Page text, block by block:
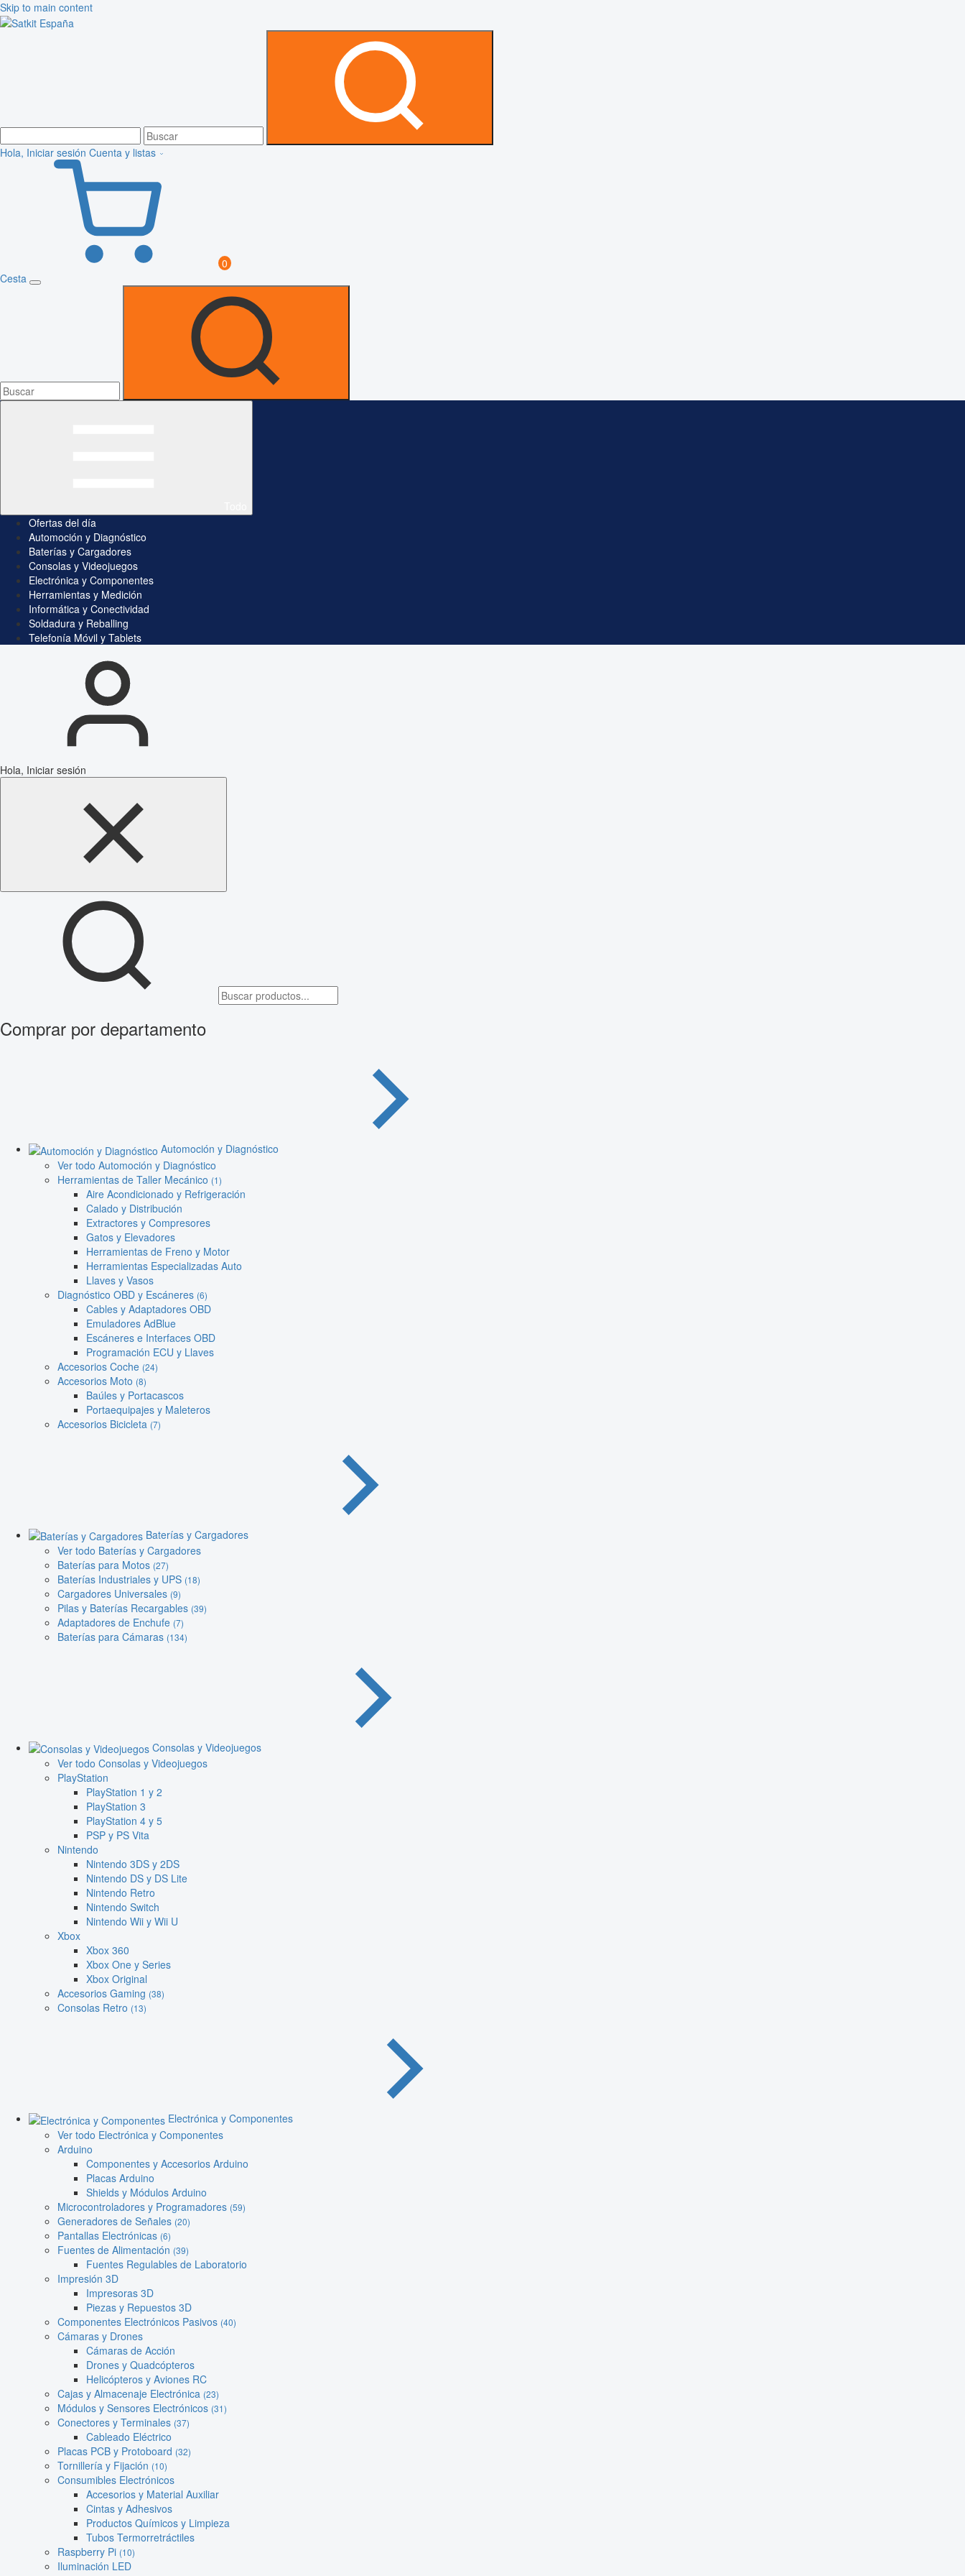
Skip to main content
Hola, Iniciar sesión Cuenta y listas
0
Cesta
Ofertas del día
Automoción y Diagnóstico
Baterías y Cargadores
Consolas y Videojuegos
Electrónica y Componentes
Herramientas y Medición
Informática y Conectividad
Soldadura y Reballing
Telefonía Móvil y Tablets
Hola, Iniciar sesión
Comprar por departamento
Automoción y Diagnóstico
Ver todo Automoción y Diagnóstico
Herramientas de Taller Mecánico (1)
Aire Acondicionado y Refrigeración
Calado y Distribución
Extractores y Compresores
Gatos y Elevadores
Herramientas de Freno y Motor
Herramientas Especializadas Auto
Llaves y Vasos
Diagnóstico OBD y Escáneres (6)
Cables y Adaptadores OBD
Emuladores AdBlue
Escáneres e Interfaces OBD
Programación ECU y Llaves
Accesorios Coche (24)
Accesorios Moto (8)
Baúles y Portacascos
Portaequipajes y Maleteros
Accesorios Bicicleta (7)
Baterías y Cargadores
Ver todo Baterías y Cargadores
Baterías para Motos (27)
Baterías Industriales y UPS (18)
Cargadores Universales (9)
Pilas y Baterías Recargables (39)
Adaptadores de Enchufe (7)
Baterías para Cámaras (134)
Consolas y Videojuegos
Ver todo Consolas y Videojuegos
PlayStation
PlayStation 1 y 2
PlayStation 3
PlayStation 4 y 5
PSP y PS Vita
Nintendo
Nintendo 3DS y 2DS
Nintendo DS y DS Lite
Nintendo Retro
Nintendo Switch
Nintendo Wii y Wii U
Xbox
Xbox 360
Xbox One y Series
Xbox Original
Accesorios Gaming (38)
Consolas Retro (13)
Electrónica y Componentes
Ver todo Electrónica y Componentes
Arduino
Componentes y Accesorios Arduino
Placas Arduino
Shields y Módulos Arduino
Microcontroladores y Programadores (59)
Generadores de Señales (20)
Pantallas Electrónicas (6)
Fuentes de Alimentación (39)
Fuentes Regulables de Laboratorio
Impresión 3D
Impresoras 3D
Piezas y Repuestos 3D
Componentes Electrónicos Pasivos (40)
Cámaras y Drones
Cámaras de Acción
Drones y Quadcópteros
Helicópteros y Aviones RC
Cajas y Almacenaje Electrónica (23)
Módulos y Sensores Electrónicos (31)
Conectores y Terminales (37)
Cableado Eléctrico
Placas PCB y Protoboard (32)
Tornillería y Fijación (10)
Consumibles Electrónicos
Accesorios y Material Auxiliar
Cintas y Adhesivos
Productos Químicos y Limpieza
Tubos Termorretráctiles
Raspberry Pi (10)
Iluminación LED